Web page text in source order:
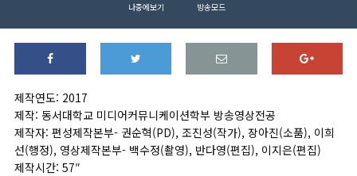
나중에보기 방송모드
제작연도: 2017
제작: 동서대학교 미디어커뮤니케이션학부 방송영상전공
제작자: 편성제작본부- 권순혁(PD), 조진성(작가), 장아진(소품), 이희
선(행정), 영상제작본부- 백수정(촬영), 반다영(편집), 이지은(편집)
제작시간: 57″